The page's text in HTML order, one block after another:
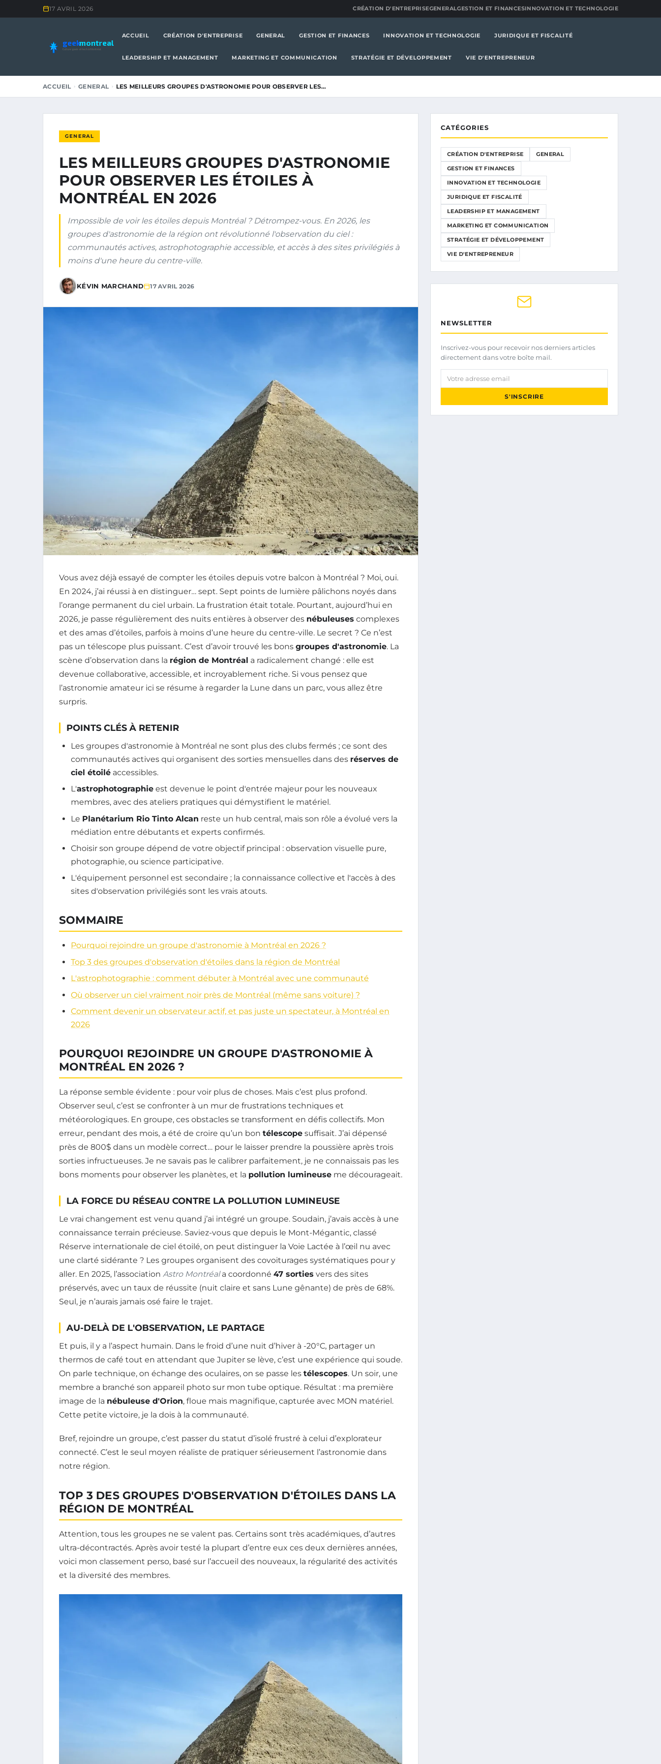
17 AVRIL 2026 CRÉATION D'ENTREPRISEGENERALGESTION ET FINANCESINNOVATION ET TECHNOLOGIE
geekmontreal
Culture geek et tech à Montréal
ACCUEIL CRÉATION D'ENTREPRISE GENERAL GESTION ET FINANCES INNOVATION ET TECHNOLOGIE JURIDIQUE ET FISCALITÉ
LEADERSHIP ET MANAGEMENT MARKETING ET COMMUNICATION STRATÉGIE ET DÉVELOPPEMENT VIE D'ENTREPRENEUR
ACCUEIL GENERAL LES MEILLEURS GROUPES D'ASTRONOMIE POUR OBSERVER LES…
GENERAL
LES MEILLEURS GROUPES D'ASTRONOMIE
POUR OBSERVER LES ÉTOILES À
MONTRÉAL EN 2026
Impossible de voir les étoiles depuis Montréal ? Détrompez-vous. En 2026, les
groupes d'astronomie de la région ont révolutionné l'observation du ciel :
communautés actives, astrophotographie accessible, et accès à des sites privilégiés à
moins d'une heure du centre-ville.
KÉVIN MARCHAND 17 AVRIL 2026
Vous avez déjà essayé de compter les étoiles depuis votre balcon à Montréal ? Moi, oui.
En 2024, j’ai réussi à en distinguer… sept. Sept points de lumière pâlichons noyés dans
l’orange permanent du ciel urbain. La frustration était totale. Pourtant, aujourd’hui en
2026, je passe régulièrement des nuits entières à observer des nébuleuses complexes
et des amas d’étoiles, parfois à moins d’une heure du centre-ville. Le secret ? Ce n’est
pas un télescope plus puissant. C’est d’avoir trouvé les bons groupes d'astronomie. La
scène d’observation dans la région de Montréal a radicalement changé : elle est
devenue collaborative, accessible, et incroyablement riche. Si vous pensez que
l’astronomie amateur ici se résume à regarder la Lune dans un parc, vous allez être
surpris.
POINTS CLÉS À RETENIR
Les groupes d'astronomie à Montréal ne sont plus des clubs fermés ; ce sont des
communautés actives qui organisent des sorties mensuelles dans des réserves de
ciel étoilé accessibles.
L'astrophotographie est devenue le point d'entrée majeur pour les nouveaux
membres, avec des ateliers pratiques qui démystifient le matériel.
Le Planétarium Rio Tinto Alcan reste un hub central, mais son rôle a évolué vers la
médiation entre débutants et experts confirmés.
Choisir son groupe dépend de votre objectif principal : observation visuelle pure,
photographie, ou science participative.
L'équipement personnel est secondaire ; la connaissance collective et l'accès à des
sites d'observation privilégiés sont les vrais atouts.
SOMMAIRE
Pourquoi rejoindre un groupe d'astronomie à Montréal en 2026 ?
Top 3 des groupes d'observation d'étoiles dans la région de Montréal
L'astrophotographie : comment débuter à Montréal avec une communauté
Où observer un ciel vraiment noir près de Montréal (même sans voiture) ?
Comment devenir un observateur actif, et pas juste un spectateur, à Montréal en
2026
POURQUOI REJOINDRE UN GROUPE D'ASTRONOMIE À
MONTRÉAL EN 2026 ?
La réponse semble évidente : pour voir plus de choses. Mais c’est plus profond.
Observer seul, c’est se confronter à un mur de frustrations techniques et
météorologiques. En groupe, ces obstacles se transforment en défis collectifs. Mon
erreur, pendant des mois, a été de croire qu’un bon télescope suffisait. J’ai dépensé
près de 800$ dans un modèle correct… pour le laisser prendre la poussière après trois
sorties infructueuses. Je ne savais pas le calibrer parfaitement, je ne connaissais pas les
bons moments pour observer les planètes, et la pollution lumineuse me décourageait.
LA FORCE DU RÉSEAU CONTRE LA POLLUTION LUMINEUSE
Le vrai changement est venu quand j’ai intégré un groupe. Soudain, j’avais accès à une
connaissance terrain précieuse. Saviez-vous que depuis le Mont-Mégantic, classé
Réserve internationale de ciel étoilé, on peut distinguer la Voie Lactée à l’œil nu avec
une clarté sidérante ? Les groupes organisent des covoiturages systématiques pour y
aller. En 2025, l’association Astro Montréala coordonné 47 sorties vers des sites
préservés, avec un taux de réussite (nuit claire et sans Lune gênante) de près de 68%.
Seul, je n’aurais jamais osé faire le trajet.
AU-DELÀ DE L'OBSERVATION, LE PARTAGE
Et puis, il y a l’aspect humain. Dans le froid d’une nuit d’hiver à -20°C, partager un
thermos de café tout en attendant que Jupiter se lève, c’est une expérience qui soude.
On parle technique, on échange des oculaires, on se passe les télescopes. Un soir, une
membre a branché son appareil photo sur mon tube optique. Résultat : ma première
image de la nébuleuse d'Orion, floue mais magnifique, capturée avec MON matériel.
Cette petite victoire, je la dois à la communauté.
Bref, rejoindre un groupe, c’est passer du statut d’isolé frustré à celui d’explorateur
connecté. C’est le seul moyen réaliste de pratiquer sérieusement l’astronomie dans
notre région.
TOP 3 DES GROUPES D'OBSERVATION D'ÉTOILES DANS LA
RÉGION DE MONTRÉAL
Attention, tous les groupes ne se valent pas. Certains sont très académiques, d’autres
ultra-décontractés. Après avoir testé la plupart d’entre eux ces deux dernières années,
voici mon classement perso, basé sur l’accueil des nouveaux, la régularité des activités
et la diversité des membres.
CATÉGORIES
CRÉATION D'ENTREPRISE GENERAL
GESTION ET FINANCES
INNOVATION ET TECHNOLOGIE
JURIDIQUE ET FISCALITÉ
LEADERSHIP ET MANAGEMENT
MARKETING ET COMMUNICATION
STRATÉGIE ET DÉVELOPPEMENT
VIE D'ENTREPRENEUR
NEWSLETTER
Inscrivez-vous pour recevoir nos derniers articles
directement dans votre boîte mail.
Votre adresse email
S'INSCRIRE